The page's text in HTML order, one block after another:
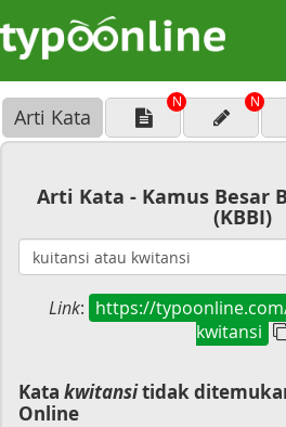
Arti Kata
N N
Arti Kata - Kamus Besar
(KBBI)
Link: https://
kwitansi
Kata kwitansitidak
Online